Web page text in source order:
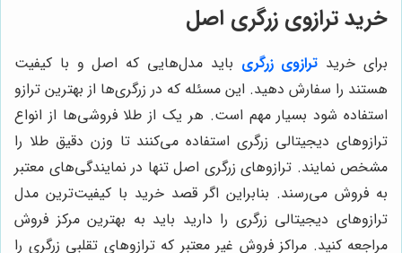
خرید ترازوی زرگری اصل
برای خرید ترازوی زرگری باید مدل‌هایی که اصل و با کیفیت
هستند را سفارش دهید. این مسئله که در زرگری‌ها از بهترین ترازو
استفاده شود بسیار مهم است. هر یک از طلا فروشی‌ها از انواع
ترازوهای دیجیتالی زرگری استفاده می‌کنند تا وزن دقیق طلا را
مشخص نمایند. ترازوهای زرگری اصل تنها در نمایندگی‌های معتبر
به فروش می‌رسند. بنابراین اگر قصد خرید با کیفیت‌ترین مدل
ترازوهای دیجیتالی زرگری را دارید باید به بهترین مرکز فروش
مراجعه کنید. مراکز فروش غیر معتبر که ترازوهای تقلبی زرگری را